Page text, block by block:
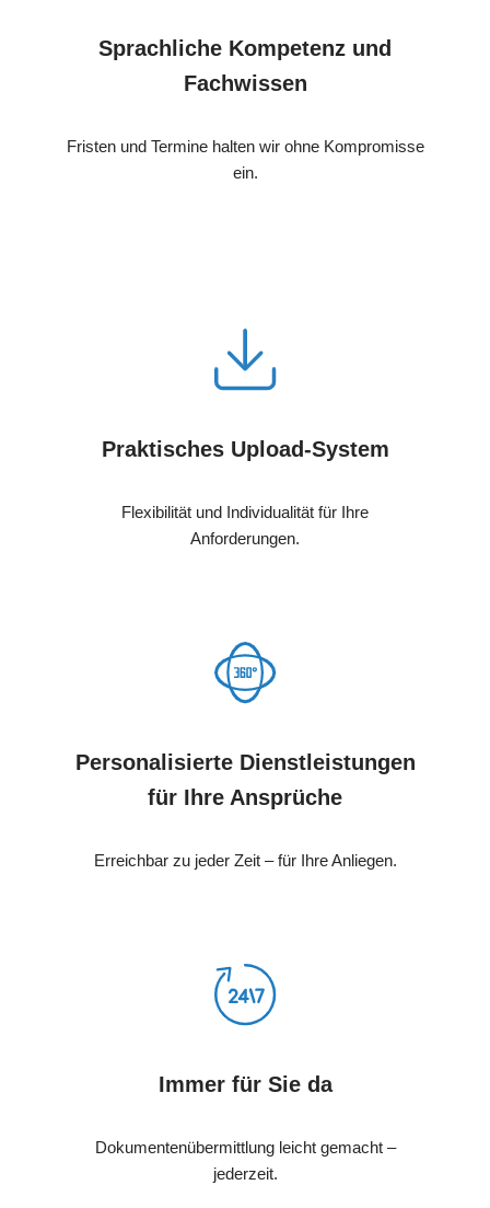
Sprachliche Kompetenz und
Fachwissen
Fristen und Termine halten wir ohne Kompromisse
ein.
Praktisches Upload-System
Flexibilität und Individualität für Ihre
Anforderungen.
Personalisierte Dienstleistungen
für Ihre Ansprüche
Erreichbar zu jeder Zeit – für Ihre Anliegen.
Immer für Sie da
Dokumentenübermittlung leicht gemacht –
jederzeit.